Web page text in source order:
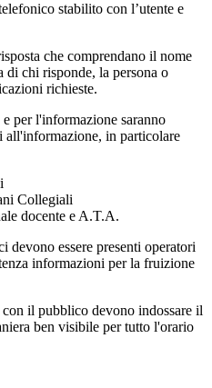
stabilito con l’utente e
che comprendano il nome
chi risponde, la persona o
richieste.
per l'informazione saranno
all'informazione, in particolare
Collegiali
docente e A.T.A.
devono essere presenti operatori
informazioni per la fruizione
il pubblico devono indossare il
ben visibile per tutto l'orario